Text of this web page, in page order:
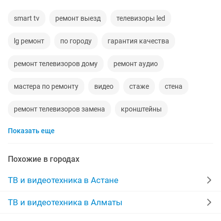
smart tv ремонт выезд телевизоры led
lg ремонт по городу гарантия качества
ремонт телевизоров дому ремонт аудио
мастера по ремонту видео стаже стена
ремонт телевизоров замена кронштейны
для телевизора
видео аудио установка спутниковых антенн
телевизор 10 удаленная работ
Показать еще
Похожие в городах
ТВ и видеотехника в Астане
ТВ и видеотехника в Алматы